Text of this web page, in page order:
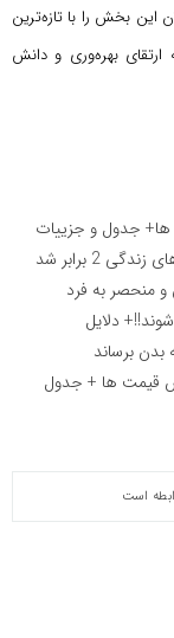
این بخش را با تازه‌ترین
ارتقای بهره‌وری و دانش
2 برابر ‌شد
و منحصر به فرد
دلایل
برساند
است